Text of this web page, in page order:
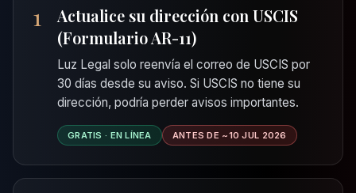
1
Actualice su dirección con USCIS
(Formulario AR-11)
Luz Legal solo reenvía el correo de USCIS por
30 días desde su aviso. Si USCIS no tiene su
dirección, podría perder avisos importantes.
GRATIS · EN LÍNEA ANTES DE ~10 JUL 2026